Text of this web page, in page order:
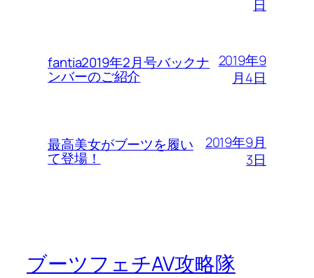
日
fantia2019年2月号バックナ
ンバーのご紹介
2019年9
月4日
最高美女がブーツを履い
て登場！
2019年9月
3日
ブーツフェチAV攻略隊